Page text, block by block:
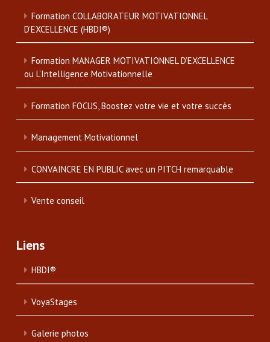
Formation COLLABORATEUR MOTIVATIONNEL
D’EXCELLENCE (HBDI®)
Formation MANAGER MOTIVATIONNEL D’EXCELLENCE
ou L’Intelligence Motivationnelle
Formation FOCUS, Boostez votre vie et votre succès
Management Motivationnel
CONVAINCRE EN PUBLIC avec un PITCH remarquable
Vente conseil
Liens
HBDI®
VoyaStages
Galerie photos